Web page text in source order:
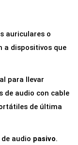
auriculares o
a dispositivos que
para llevar
de audio con cable
de última
audio pasivo.